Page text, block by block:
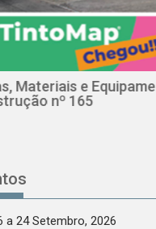
e Equipamentos para a
a 24 Setembro, 2026